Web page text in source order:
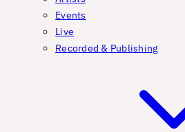
Events
Live
Recorded & Publishing